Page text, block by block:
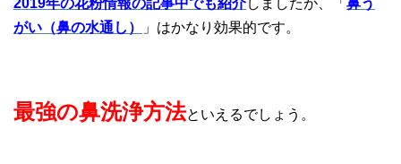
2019年の花粉情報の記事中でも紹介しましたが、「 鼻う
がい（鼻の水通し）
」はかなり効果的です。
最強の鼻洗浄方法といえるでしょう。